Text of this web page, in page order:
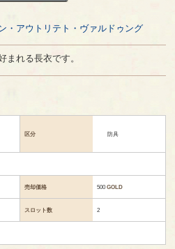
・アウトリテト・ヴァルドゥング
まれる長衣です。
区分 防具
売却価格 500GOLD
スロット数 2